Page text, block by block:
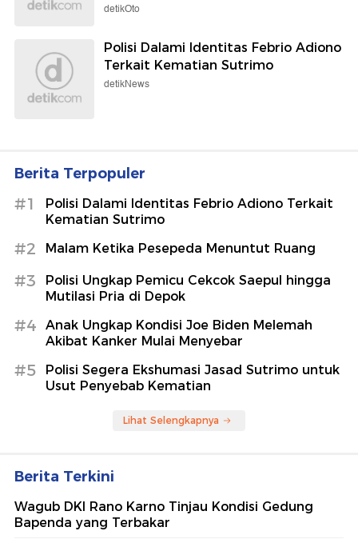
detikOto
Polisi Dalami Identitas Febrio Adiono
Terkait Kematian Sutrimo
detikNews
Berita Terpopuler
#1
Polisi Dalami Identitas Febrio Adiono Terkait
Kematian Sutrimo
#2 Malam Ketika Pesepeda Menuntut Ruang
#3
Polisi Ungkap Pemicu Cekcok Saepul hingga
Mutilasi Pria di Depok
#4
Anak Ungkap Kondisi Joe Biden Melemah
Akibat Kanker Mulai Menyebar
#5
Polisi Segera Ekshumasi Jasad Sutrimo untuk
Usut Penyebab Kematian
Lihat Selengkapnya
Berita Terkini
Wagub DKI Rano Karno Tinjau Kondisi Gedung
Bapenda yang Terbakar